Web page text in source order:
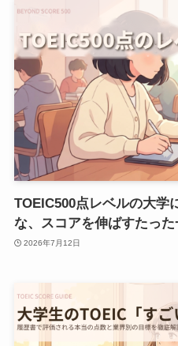
TOEIC500点レベルの大学
な、スコアを伸ばすたった
2026年7月12日